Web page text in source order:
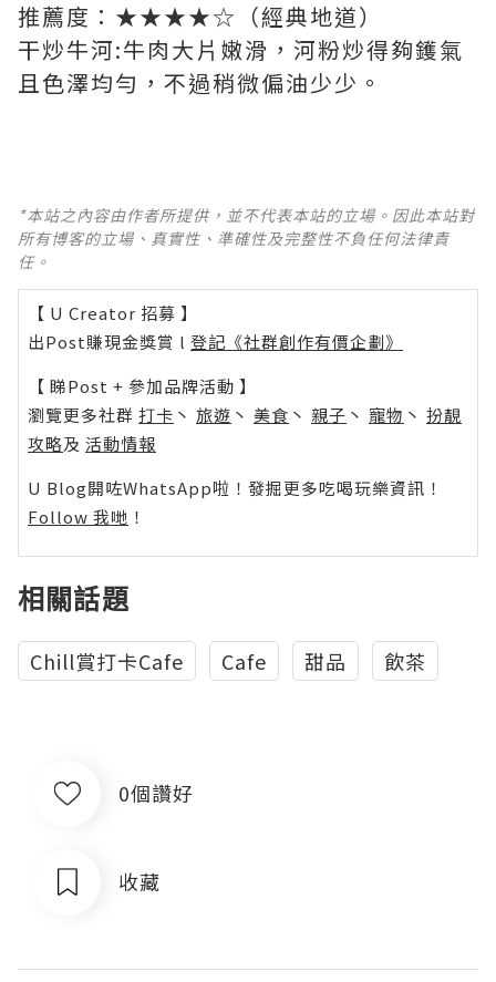
推薦度：★★★★☆（經典地道）
干炒牛河:牛肉大片嫩滑，河粉炒得夠鑊氣
且色澤均勻，不過稍微偏油少少。
*本站之內容由作者所提供，並不代表本站的立場。因此本站對
所有博客的立場、真實性、準確性及完整性不負任何法律責
任。
【 U Creator 招募 】
出Post賺現金獎賞 l 登記《社群創作有價企劃》
【 睇Post + 參加品牌活動 】
瀏覽更多社群 打卡 丶 旅遊 丶 美食 丶 親子 丶 寵物 丶 扮靚
攻略及 活動情報
U Blog開咗WhatsApp啦！發掘更多吃喝玩樂資訊！
Follow 我哋 ！
相關話題
Chill賞打卡Cafe Cafe 甜品 飲茶
0個讚好
收藏